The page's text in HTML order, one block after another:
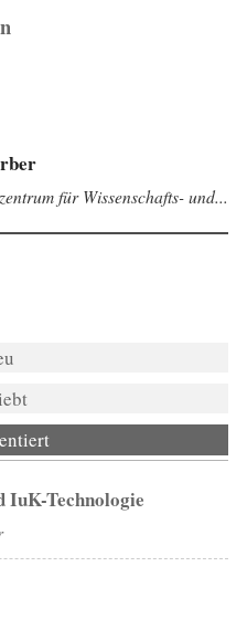
für Wissenschafts- und...
IuK-Technologie